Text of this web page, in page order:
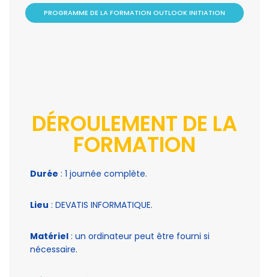
PROGRAMME DE LA FORMATION OUTLOOK INITIATION
DÉROULEMENT DE LA
FORMATION
Durée : 1 journée complète.
Lieu : DEVATIS INFORMATIQUE.
Matériel : un ordinateur peut être fourni si
nécessaire.